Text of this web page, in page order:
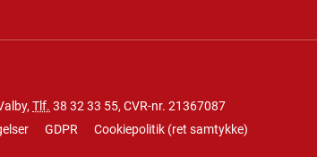
Tlf. 38 32 33 55, CVR-nr. 21367087
GDPR Cookiepolitik (ret samtykke)